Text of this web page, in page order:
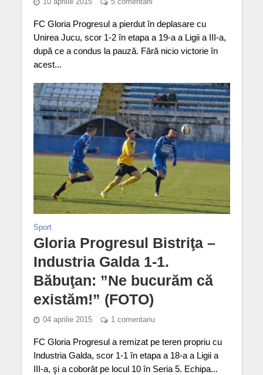
10 aprilie 2015 5 comentarii
FC Gloria Progresul a pierdut în deplasare cu
Unirea Jucu, scor 1-2 în etapa a 19-a a Ligii a III-a,
după ce a condus la pauză. Fără nicio victorie în
acest...
Sport
Gloria Progresul Bistriţa –
Industria Galda 1-1.
Băbuţan: ”Ne bucurăm că
existăm!” (FOTO)
04 aprilie 2015 1 comentariu
FC Gloria Progresul a remizat pe teren propriu cu
Industria Galda, scor 1-1 în etapa a 18-a a Ligii a
III-a, şi a coborât pe locul 10 în Seria 5. Echipa...